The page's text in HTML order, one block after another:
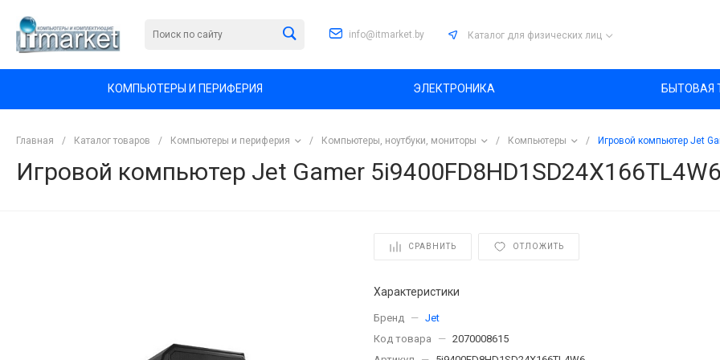
info@itmarket.by Каталог для физических лиц
КОМПЬЮТЕРЫ И ПЕРИФЕРИЯ ЭЛЕКТРОНИКА БЫТОВАЯ
Главная / Каталог товаров / Компьютеры и периферия / Компьютеры, ноутбуки, мониторы / Компьютеры / Игровой компьютер Jet
Игровой компьютер Jet Gamer 5i9400FD8HD1SD24X166TL4W6
СРАВНИТЬ ОТЛОЖИТЬ
Характеристики
Бренд — Jet
Код товара
— 2070008615